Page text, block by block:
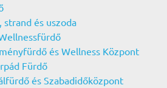
strand és uszoda
és Wellness Központ
Fürdő
és Szabadidőközpont